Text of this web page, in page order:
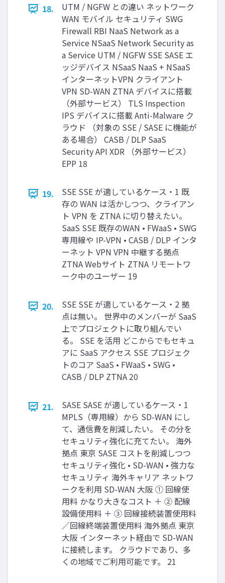
18.
UTM / NGFW との違い ネットワーク
WAN モバイル セキュリティ SWG
Firewall RBI NaaS Network as a
Service NSaaS Network Security as
a Service UTM / NGFW SSE SASE エ
ッジデバイス NSaaS NaaS + NSaaS
インターネットVPN クライアント
VPN SD-WAN ZTNA デバイスに搭載
（外部サービス） TLS Inspection
IPS デバイスに搭載 Anti-Malware ク
ラウド （対象の SSE / SASE に機能が
ある場合） CASB / DLP SaaS
Security API XDR （外部サービス）
EPP 18
19.
SSE SSE が適しているケース・1 既
存の WAN は活かしつつ、クライアン
ト VPN を ZTNA に切り替えたい。
SaaS SSE 既存のWAN • FWaaS • SWG
専用線や IP-VPN • CASB / DLP インタ
ーネット VPN VPN 中継する拠点
ZTNA Webサイト ZTNA リモートワ
ーク中のユーザー 19
20.
SSE SSE が適しているケース・2 拠
点は無い。 世界中のメンバーが SaaS
上でプロジェクトに取り組んでい
る。 SSE を活用 どこからでもセキュ
アに SaaS アクセス SSE プロジェク
トのコア SaaS • FWaaS • SWG •
CASB / DLP ZTNA 20
21.
SASE SASE が適しているケース・1
MPLS（専用線）から SD-WAN にし
て、通信費を削減したい。 その分を
セキュリティ強化に充てたい。 海外
拠点 東京 SASE コストを削減しつつ
セキュリティ強化 • SD-WAN • 強力な
セキュリティ 海外キャリア ネットワ
ークを利用 SD-WAN 大阪 ① 回線使
用料 かなり大きなコスト ＋ ② 配線
設備使用料 ＋ ③ 回線接続装置使用料
／回線終端装置使用料 海外拠点 東京
大阪 インターネット経由で SD-WAN
に接続します。 クラウドであり、多
くの地域でご利用可能です。 21